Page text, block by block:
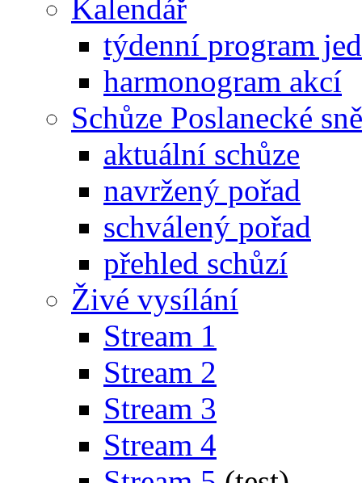
Kalendář
týdenní program
harmonogram akcí
Schůze Poslanecké
aktuální schůze
navržený pořad
schválený pořad
přehled schůzí
Živé vysílání
Stream 1
Stream 2
Stream 3
Stream 4